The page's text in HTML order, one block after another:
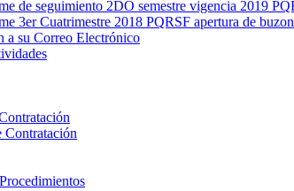
de seguimiento 2DO semestre vigencia 2019
3er Cuatrimestre 2018 PQRSF apertura de
a su Correo Electrónico
Contratación